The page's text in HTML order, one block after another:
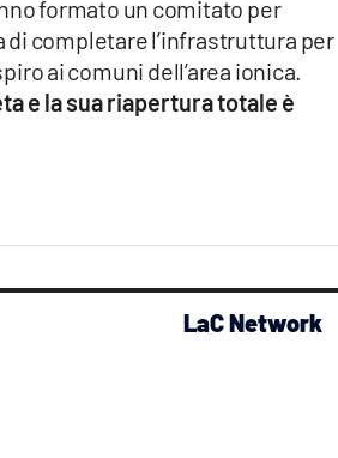
formato un comitato per
completare l’infrastruttura per
ai comuni dell’area ionica.
e la sua riapertura totale è
LaC Network